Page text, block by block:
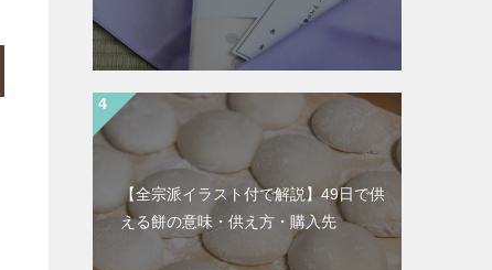
【全宗派イラスト付で解説】49日で供
える餅の意味・供え方・購入先